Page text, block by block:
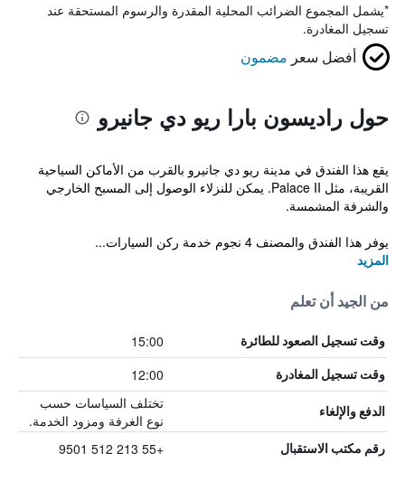
*يشمل المجموع الضرائب المحلية المقدرة والرسوم المستحقة عند
تسجيل المغادرة.
أفضل سعر مضمون
حول راديسون بارا ريو دي جانيرو
يقع هذا الفندق في مدينة ريو دي جانيرو بالقرب من الأماكن السياحية
القريبة، مثل Palace II. يمكن للنزلاء الوصول إلى المسبح الخارجي
والشرفة المشمسة.
يوفر هذا الفندق والمصنف 4 نجوم خدمة ركن السيارات...
المزيد
من الجيد أن تعلم
وقت تسجيل الصعود للطائرة 15:00
وقت تسجيل المغادرة 12:00
الدفع والإلغاء
تختلف السياسات حسب
نوع الغرفة ومزود الخدمة.
رقم مكتب الاستقبال +55 213 512 9501